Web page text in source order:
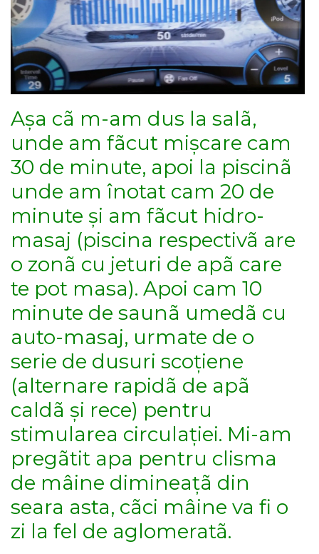
Așa cã m-am dus la salã,
unde am fãcut mișcare cam
30 de minute, apoi la piscinã
unde am înotat cam 20 de
minute și am fãcut hidro-
masaj (piscina respectivã are
o zonã cu jeturi de apã care
te pot masa). Apoi cam 10
minute de saunã umedã cu
auto-masaj, urmate de o
serie de dusuri scoțiene
(alternare rapidã de apã
caldã și rece) pentru
stimularea circulației. Mi-am
pregãtit apa pentru clisma
de mâine dimineațã din
seara asta, cãci mâine va fi o
zi la fel de aglomeratã.